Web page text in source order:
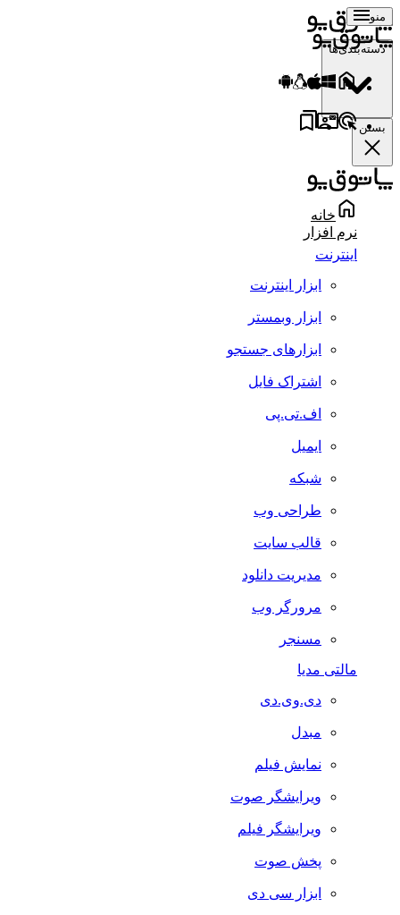
منو
دسته‌بندی‌ها
بستن
خانه
نرم افزار
اینترنت
ابزار اینترنت
ابزار وبمستر
ابزارهای جستجو
اشتراک فایل
اف.تی.پی
ایمیل
شبکه
طراحی وب
قالب سایت
مدیریت دانلود
مرورگر وب
مسنجر
مالتی مدیا
دی.وی.دی
مبدل
نمایش فیلم
ویرایشگر صوت
ویرایشگر فیلم
پخش صوت
ابزار سی دی